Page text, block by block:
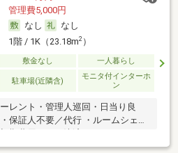
管理費5,000円
なし
なし
1階 / 1K（23.18m2）
敷金なし 一人暮らし
駐車場(近隣含)
モニタ付インターホ
ン
レント・管理人巡回・日当り良
保証人不要／代行 ・ルームシェア